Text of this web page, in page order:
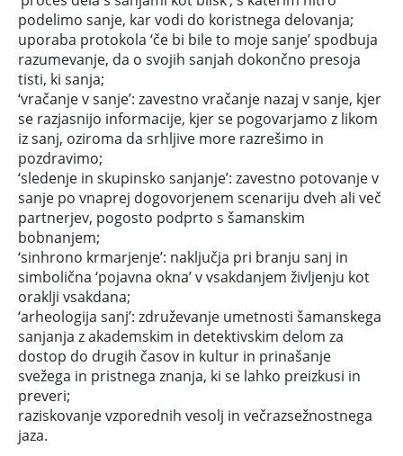
podelimo sanje, kar vodi do koristnega delovanja;
uporaba protokola ‘če bi bile to moje sanje’ spodbuja
razumevanje, da o svojih sanjah dokončno presoja
tisti, ki sanja;
‘vračanje v sanje’: zavestno vračanje nazaj v sanje, kjer
se razjasnijo informacije, kjer se pogovarjamo z likom
iz sanj, oziroma da srhljive more razrešimo in
pozdravimo;
‘sledenje in skupinsko sanjanje’: zavestno potovanje v
sanje po vnaprej dogovorjenem scenariju dveh ali več
partnerjev, pogosto podprto s šamanskim
bobnanjem;
‘sinhrono krmarjenje’: naključja pri branju sanj in
simbolična ‘pojavna okna’ v vsakdanjem življenju kot
oraklji vsakdana;
‘arheologija sanj’: združevanje umetnosti šamanskega
sanjanja z akademskim in detektivskim delom za
dostop do drugih časov in kultur in prinašanje
svežega in pristnega znanja, ki se lahko preizkusi in
preveri;
raziskovanje vzporednih vesolj in večrazsežnostnega
jaza.